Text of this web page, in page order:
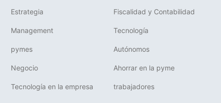
Estrategia Fiscalidad y Contabilidad
Management Tecnología
pymes Autónomos
Negocio Ahorrar en la pyme
Tecnología en la empresa trabajadores